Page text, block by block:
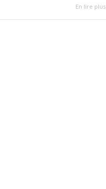
En lire plus